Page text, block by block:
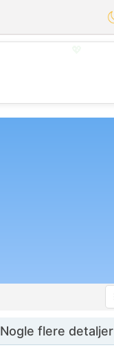
Nogle flere detaljer